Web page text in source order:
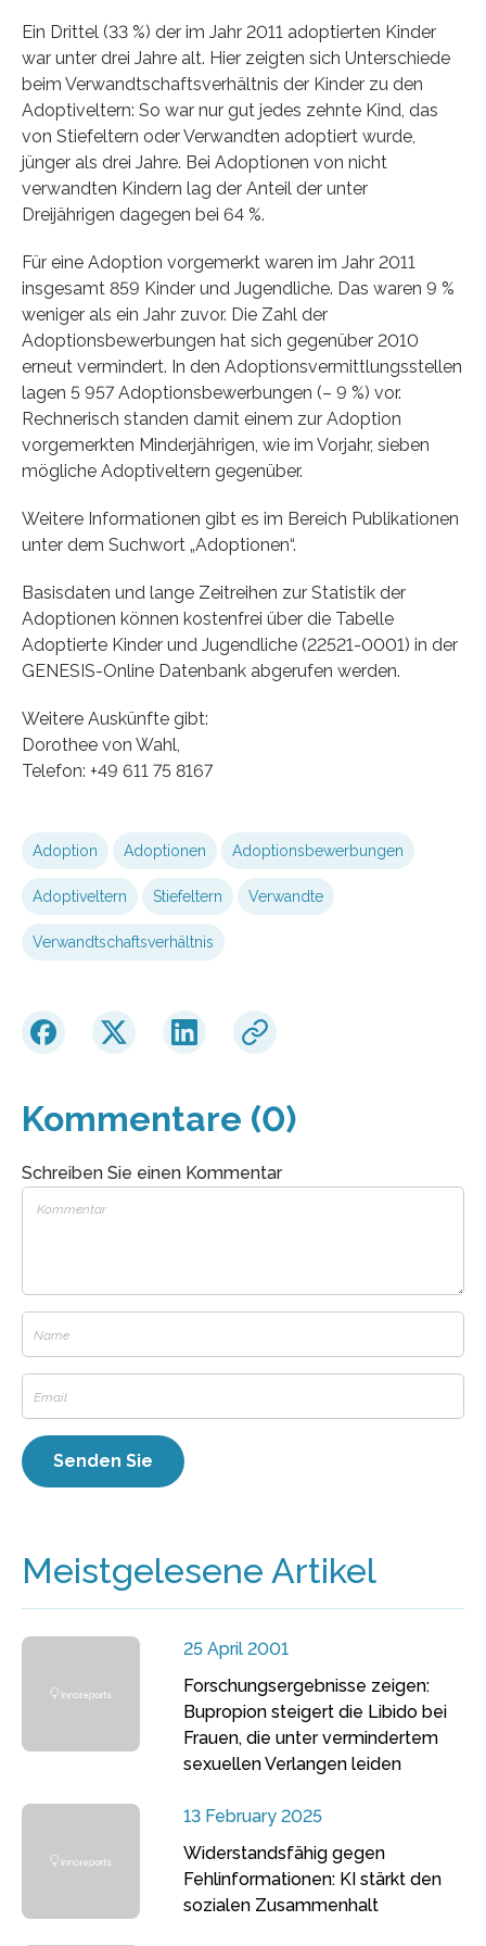
Ein Drittel (33 %) der im Jahr 2011 adoptierten Kinder
war unter drei Jahre alt. Hier zeigten sich Unterschiede
beim Verwandtschaftsverhältnis der Kinder zu den
Adoptiveltern: So war nur gut jedes zehnte Kind, das
von Stiefeltern oder Verwandten adoptiert wurde,
jünger als drei Jahre. Bei Adoptionen von nicht
verwandten Kindern lag der Anteil der unter
Dreijährigen dagegen bei 64 %.
Für eine Adoption vorgemerkt waren im Jahr 2011
insgesamt 859 Kinder und Jugendliche. Das waren 9 %
weniger als ein Jahr zuvor. Die Zahl der
Adoptionsbewerbungen hat sich gegenüber 2010
erneut vermindert. In den Adoptionsvermittlungsstellen
lagen 5 957 Adoptionsbewerbungen (– 9 %) vor.
Rechnerisch standen damit einem zur Adoption
vorgemerkten Minderjährigen, wie im Vorjahr, sieben
mögliche Adoptiveltern gegenüber.
Weitere Informationen gibt es im Bereich Publikationen
unter dem Suchwort „Adoptionen“.
Basisdaten und lange Zeitreihen zur Statistik der
Adoptionen können kostenfrei über die Tabelle
Adoptierte Kinder und Jugendliche (22521-0001) in der
GENESIS-Online Datenbank abgerufen werden.
Weitere Auskünfte gibt:
Dorothee von Wahl,
Telefon: +49 611 75 8167
Adoption Adop­tio­nen Adoptionsbewerbungen
Adoptiveltern Stiefeltern Verwandte
Verwandtschaftsverhältnis
Kommentare (0)
Schreiben Sie einen Kommentar
Meistgelesene Artikel
25 April 2001
Forschungsergebnisse zeigen:
Bupropion steigert die Libido bei
Frauen, die unter vermindertem
sexuellen Verlangen leiden
13 February 2025
Widerstandsfähig gegen
Fehlinformationen: KI stärkt den
sozialen Zusammenhalt